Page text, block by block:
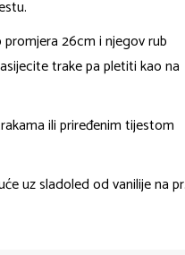
26cm i njegov rub
trake pa pletiti kao na
ili priređenim tijestom
uz sladoled od vanilije na pr.